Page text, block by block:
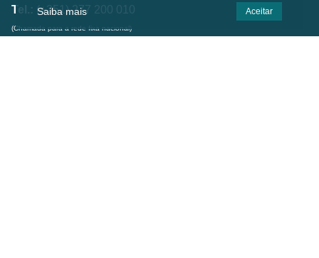
Saiba mais
Aceitar
Tel.: (+351) 277 200 010
(Chamada para a rede fixa nacional)